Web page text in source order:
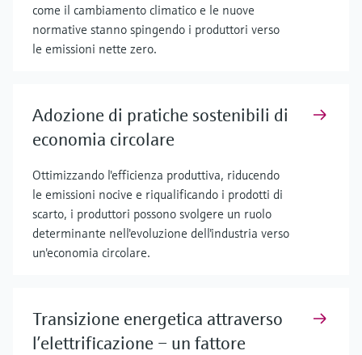
come il cambiamento climatico e le nuove
normative stanno spingendo i produttori verso
le emissioni nette zero.
Adozione di pratiche sostenibili di
economia circolare
Ottimizzando l'efficienza produttiva, riducendo
le emissioni nocive e riqualificando i prodotti di
scarto, i produttori possono svolgere un ruolo
determinante nell'evoluzione dell'industria verso
un'economia circolare.
Transizione energetica attraverso
l’elettrificazione – un fattore